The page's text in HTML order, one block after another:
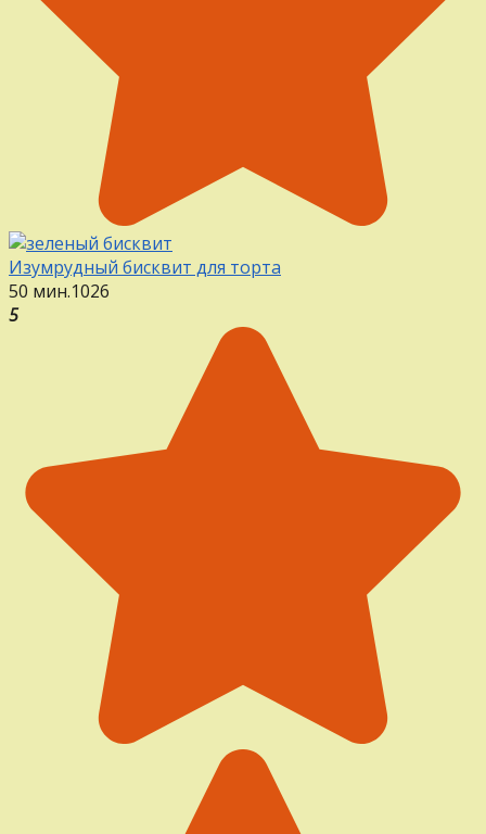
Изумрудный бисквит для торта
50 мин.1026
5